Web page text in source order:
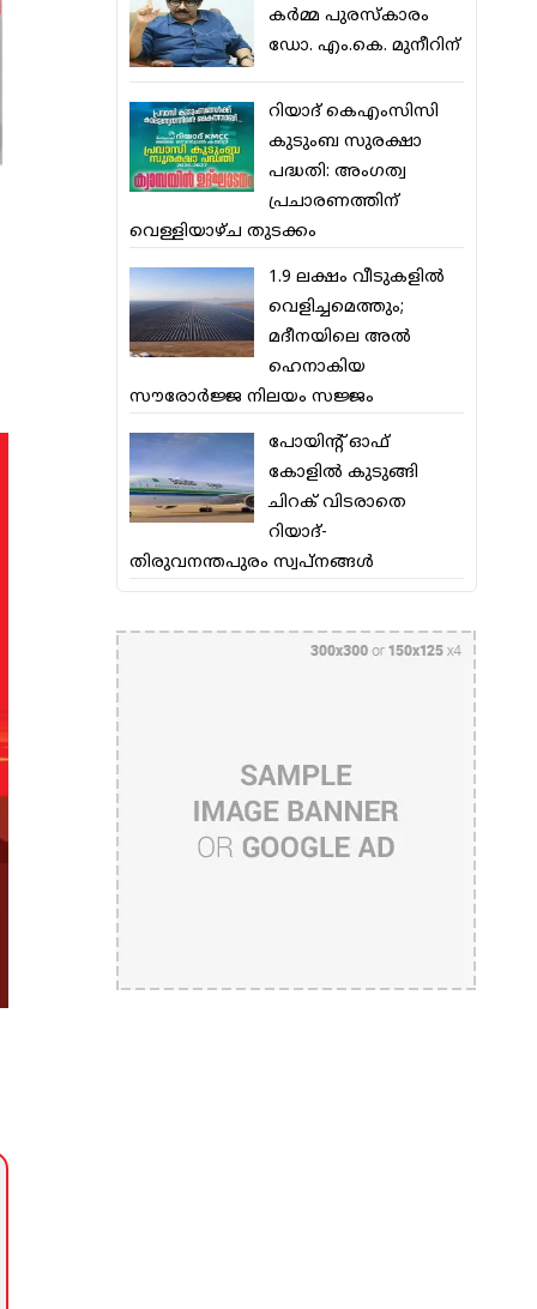
കര്‍മ്മ പുരസ്‌കാരം
ഡോ. എം.കെ. മുനീറിന്
റിയാദ് കെഎംസിസി
കുടുംബ സുരക്ഷാ
പദ്ധതി: അംഗത്വ
പ്രചാരണത്തിന്
വെള്ളിയാഴ്ച തുടക്കം
1.9 ലക്ഷം വീടുകളില്‍
വെളിച്ചമെത്തും;
മദീനയിലെ അല്‍
ഹെനാകിയ
സൗരോര്‍ജ്ജ നിലയം സജ്ജം
പോയിന്റ് ഓഫ്
കോളില്‍ കുടുങ്ങി
ചിറക് വിടരാതെ
റിയാദ്-
തിരുവനന്തപുരം സ്വപ്നങ്ങള്‍